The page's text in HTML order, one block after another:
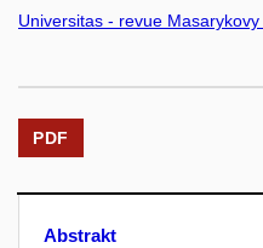
Universitas - revue
PDF
Abstrakt